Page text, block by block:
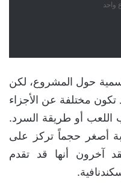
واحد
حول المشروع، لكن
تكون مختلفة عن الأجزاء
اللعب أو طريقة السرد.
أصغر حجماً تركز على
آخرون أنها قد تقدم